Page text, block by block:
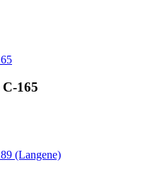
С-165